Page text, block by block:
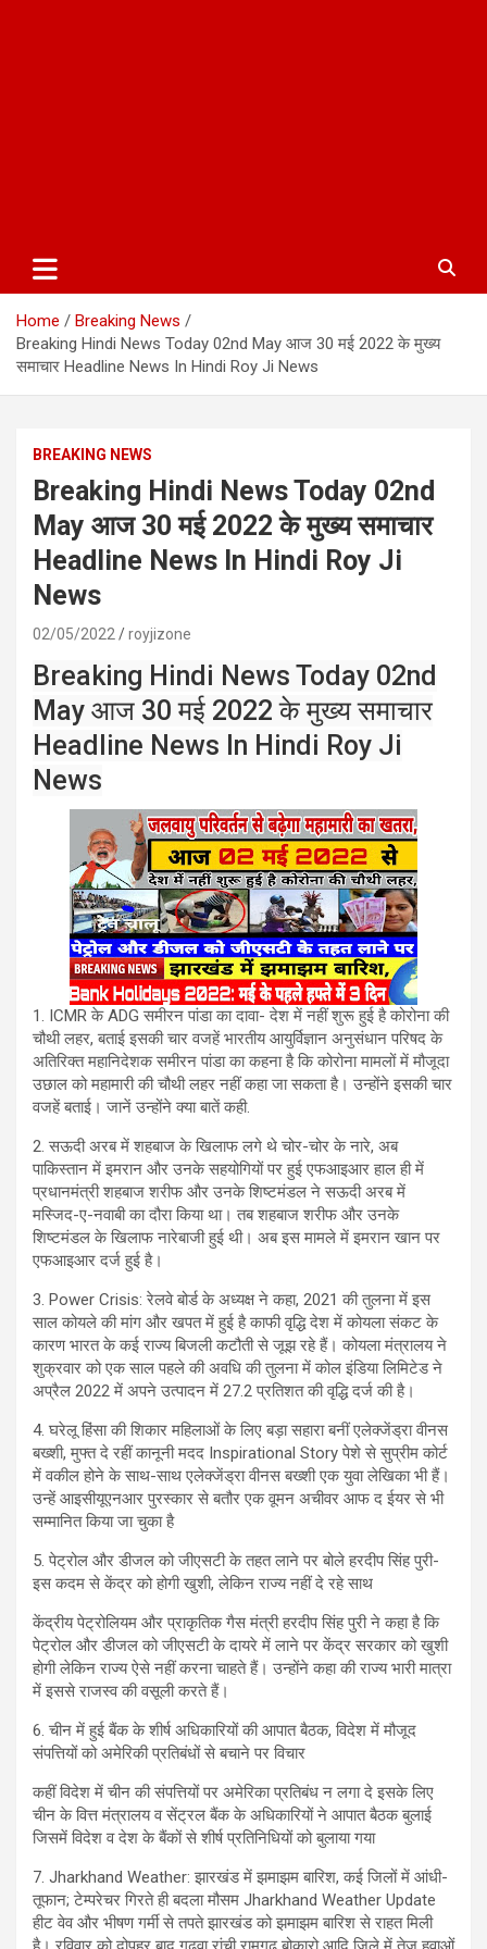
Home
Breaking News
Breaking Hindi News Today 02nd May आज 30 मई 2022 के मुख्य
समाचार Headline News In Hindi Roy Ji News
BREAKING NEWS
Breaking Hindi News Today 02nd
May आज 30 मई 2022 के मुख्य समाचार
Headline News In Hindi Roy Ji
News
02/05/2022 royjizone
Breaking Hindi News Today 02nd
May आज 30 मई 2022 के मुख्य समाचार
Headline News In Hindi Roy Ji
News
1. ICMR के ADG समीरन पांडा का दावा- देश में नहीं शुरू हुई है कोरोना की
चौथी लहर, बताई इसकी चार वजहें भारतीय आयुर्विज्ञान अनुसंधान परिषद के
अतिरिक्त महानिदेशक समीरन पांडा का कहना है कि कोरोना मामलों में मौजूदा
उछाल को महामारी की चौथी लहर नहीं कहा जा सकता है। उन्‍होंने इसकी चार
वजहें बताई। जानें उन्‍होंने क्‍या बातें कही.
2. सऊदी अरब में शहबाज के खिलाफ लगे थे चोर-चोर के नारे, अब
पाकिस्‍तान में इमरान और उनके सहयोगियों पर हुई एफआइआर हाल ही में
प्रधानमंत्री शहबाज शरीफ और उनके शिष्टमंडल ने सऊदी अरब में
मस्जिद-ए-नवाबी का दौरा किया था। तब शहबाज शरीफ और उनके
शिष्टमंडल के खिलाफ नारेबाजी हुई थी। अब इस मामले में इमरान खान पर
एफआइआर दर्ज हुई है।
3. Power Crisis: रेलवे बोर्ड के अध्यक्ष ने कहा, 2021 की तुलना में इस
साल कोयले की मांग और खपत में हुई है काफी वृद्धि देश में कोयला संकट के
कारण भारत के कई राज्य बिजली कटौती से जूझ रहे हैं। कोयला मंत्रालय ने
शुक्रवार को एक साल पहले की अवधि की तुलना में कोल इंडिया लिमिटेड ने
अप्रैल 2022 में अपने उत्पादन में 27.2 प्रतिशत की वृद्धि दर्ज की है।
4. घरेलू हिंसा की शिकार महिलाओं के लिए बड़ा सहारा बनीं एलेक्जेंड्रा वीनस
बख्शी, मुफ्त दे रहीं कानूनी मदद Inspirational Story पेशे से सुप्रीम कोर्ट
में वकील होने के साथ-साथ एलेक्जेंड्रा वीनस बख्शी एक युवा लेखिका भी हैं।
उन्हें आइसीयूएनआर पुरस्कार से बतौर एक वूमन अचीवर आफ द ईयर से भी
सम्मानित किया जा चुका है
5. पेट्रोल और डीजल को जीएसटी के तहत लाने पर बोले हरदीप सिंह पुरी-
इस कदम से केंद्र को होगी खुशी, लेकिन राज्य नहीं दे रहे साथ
केंद्रीय पेट्रोलियम और प्राकृतिक गैस मंत्री हरदीप सिंह पुरी ने कहा है कि
पेट्रोल और डीजल को जीएसटी के दायरे में लाने पर केंद्र सरकार को खुशी
होगी लेकिन राज्य ऐसे नहीं करना चाहते हैं। उन्होंने कहा की राज्य भारी मात्रा
में इससे राजस्व की वसूली करते हैं।
6. चीन में हुई बैंक के शीर्ष अधिकारियों की आपात बैठक, विदेश में मौजूद
संपत्तियों को अमेरिकी प्रतिबंधों से बचाने पर विचार
कहीं विदेश में चीन की संपत्तियों पर अमेरिका प्रतिबंध न लगा दे इसके लिए
चीन के वित्त मंत्रालय व सेंट्रल बैंक के अधिकारियों ने आपात बैठक बुलाई
जिसमें विदेश व देश के बैंकों से शीर्ष प्रतिनिधियों को बुलाया गया
7. Jharkhand Weather: झारखंड में झमाझम बारिश, कई जिलों में आंधी-
तूफान; टेम्‍परेचर गिरते ही बदला मौसम Jharkhand Weather Update
हीट वेव और भीषण गर्मी से तपते झारखंड को झमाझम बारिश से राहत मिली